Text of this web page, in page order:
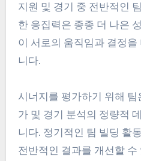
지원 및 경기 중 전반적인
한 응집력은 종종 더 나은
이 서로의 움직임과 결정을
니다.
시너지를 평가하기 위해
가 및 경기 분석의 정량적
니다. 정기적인 팀 빌딩 활
전반적인 결과를 개선할 수